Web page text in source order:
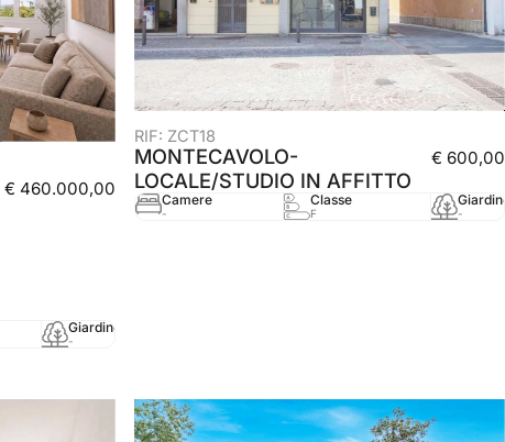
€ 460.000,00
Giardino
-
RIF: ZCT18
MONTECAVOLO-
LOCALE/STUDIO IN AFFITTO
€ 600,00
Camere
-
Classe
F -